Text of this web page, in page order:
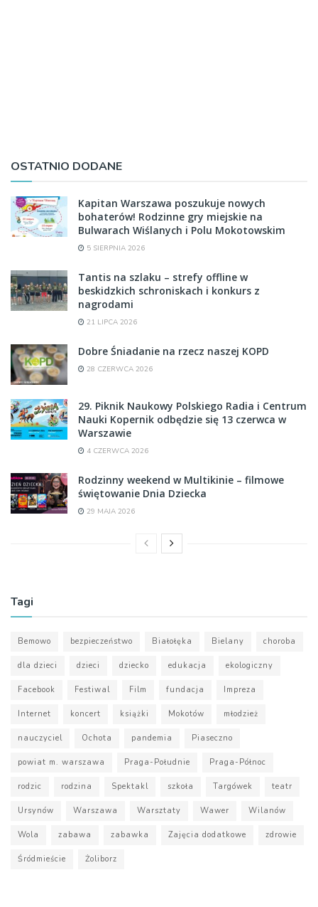
OSTATNIO DODANE
Kapitan Warszawa poszukuje nowych
bohaterów! Rodzinne gry miejskie na
Bulwarach Wiślanych i Polu Mokotowskim
5 SIERPNIA 2026
Tantis na szlaku – strefy offline w
beskidzkich schroniskach i konkurs z
nagrodami
21 LIPCA 2026
Dobre Śniadanie na rzecz naszej KOPD
28 CZERWCA 2026
29. Piknik Naukowy Polskiego Radia i Centrum
Nauki Kopernik odbędzie się 13 czerwca w
Warszawie
4 CZERWCA 2026
Rodzinny weekend w Multikinie – filmowe
świętowanie Dnia Dziecka
29 MAJA 2026
Tagi
Bemowo bezpieczeństwo Białołęka Bielany choroba
dla dzieci dzieci dziecko edukacja ekologiczny
Facebook Festiwal Film fundacja Impreza
Internet koncert książki Mokotów młodzież
nauczyciel Ochota pandemia Piaseczno
powiat m. warszawa Praga-Południe Praga-Północ
rodzic rodzina Spektakl szkoła Targówek teatr
Ursynów Warszawa Warsztaty Wawer Wilanów
Wola zabawa zabawka Zajęcia dodatkowe zdrowie
Śródmieście Żoliborz